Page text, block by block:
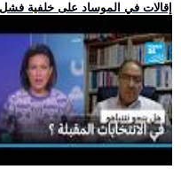
.. إقالات في الموساد على خلفية